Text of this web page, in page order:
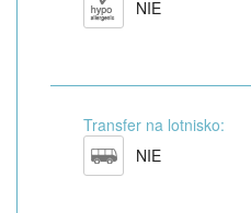
NIE
Transfer na lotnisko:
NIE